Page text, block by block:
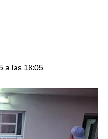
a las 18:05